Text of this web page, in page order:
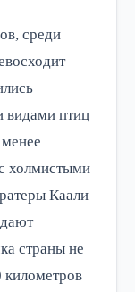
среди
видами птиц
холмистыми
Каали
страны не
километров